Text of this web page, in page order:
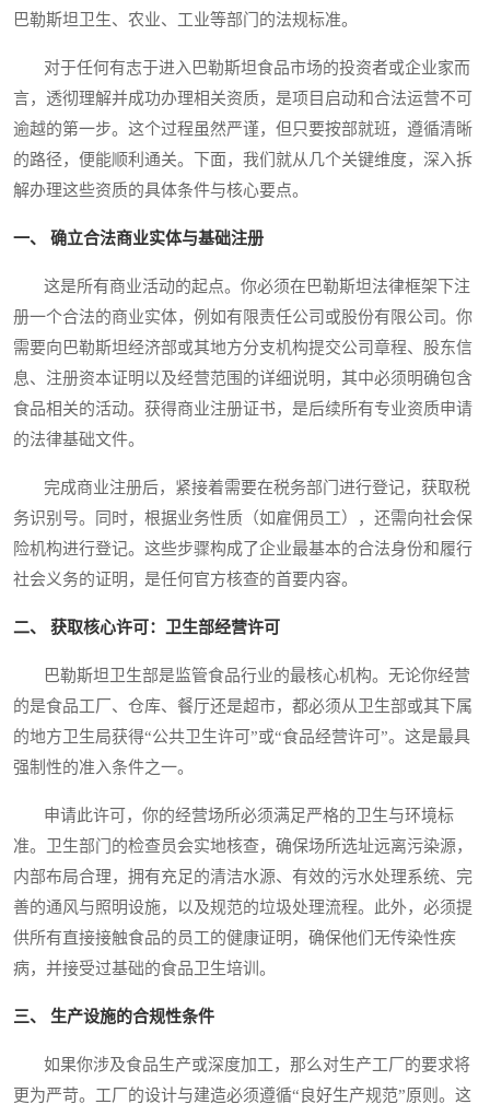
巴勒斯坦卫生、农业、工业等部门的法规标准。
对于任何有志于进入巴勒斯坦食品市场的投资者或企业家而
言，透彻理解并成功办理相关资质，是项目启动和合法运营不可
逾越的第一步。这个过程虽然严谨，但只要按部就班，遵循清晰
的路径，便能顺利通关。下面，我们就从几个关键维度，深入拆
解办理这些资质的具体条件与核心要点。
一、 确立合法商业实体与基础注册
这是所有商业活动的起点。你必须在巴勒斯坦法律框架下注
册一个合法的商业实体，例如有限责任公司或股份有限公司。你
需要向巴勒斯坦经济部或其地方分支机构提交公司章程、股东信
息、注册资本证明以及经营范围的详细说明，其中必须明确包含
食品相关的活动。获得商业注册证书，是后续所有专业资质申请
的法律基础文件。
完成商业注册后，紧接着需要在税务部门进行登记，获取税
务识别号。同时，根据业务性质（如雇佣员工），还需向社会保
险机构进行登记。这些步骤构成了企业最基本的合法身份和履行
社会义务的证明，是任何官方核查的首要内容。
二、 获取核心许可：卫生部经营许可
巴勒斯坦卫生部是监管食品行业的最核心机构。无论你经营
的是食品工厂、仓库、餐厅还是超市，都必须从卫生部或其下属
的地方卫生局获得“公共卫生许可”或“食品经营许可”。这是最具
强制性的准入条件之一。
申请此许可，你的经营场所必须满足严格的卫生与环境标
准。卫生部门的检查员会实地核查，确保场所选址远离污染源，
内部布局合理，拥有充足的清洁水源、有效的污水处理系统、完
善的通风与照明设施，以及规范的垃圾处理流程。此外，必须提
供所有直接接触食品的员工的健康证明，确保他们无传染性疾
病，并接受过基础的食品卫生培训。
三、 生产设施的合规性条件
如果你涉及食品生产或深度加工，那么对生产工厂的要求将
更为严苛。工厂的设计与建造必须遵循“良好生产规范”原则。这